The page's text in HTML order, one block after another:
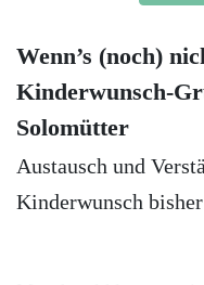
Wenn’s (noch)
Kinderwunsch-
Solomütter
Austausch und
Kinderwunsch